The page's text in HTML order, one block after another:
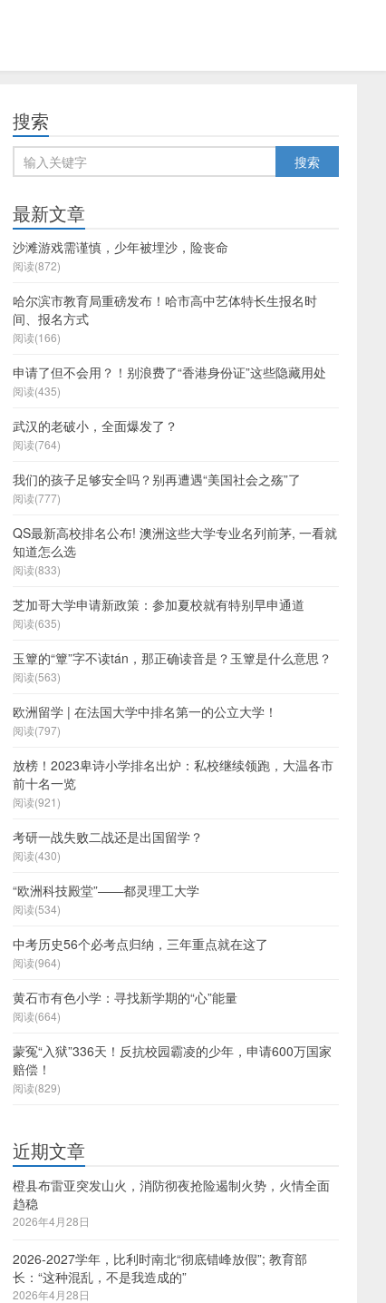
搜索
最新文章
沙滩游戏需谨慎，少年被埋沙，险丧命
阅读(872)
哈尔滨市教育局重磅发布！哈市高中艺体特长生报名时
间、报名方式
阅读(166)
申请了但不会用？！别浪费了“香港身份证”这些隐藏用处
阅读(435)
武汉的老破小，全面爆发了？
阅读(764)
我们的孩子足够安全吗？别再遭遇“美国社会之殇”了
阅读(777)
QS最新高校排名公布! 澳洲这些大学专业名列前茅, 一看就
知道怎么选
阅读(833)
芝加哥大学申请新政策：参加夏校就有特别早申通道
阅读(635)
玉簟的“簟”字不读tán，那正确读音是？玉簟是什么意思？
阅读(563)
欧洲留学 | 在法国大学中排名第一的公立大学！
阅读(797)
放榜！2023卑诗小学排名出炉：私校继续领跑，大温各市
前十名一览
阅读(921)
考研一战失败二战还是出国留学？
阅读(430)
“欧洲科技殿堂”——都灵理工大学
阅读(534)
中考历史56个必考点归纳，三年重点就在这了
阅读(964)
黄石市有色小学：寻找新学期的“心”能量
阅读(664)
蒙冤“入狱”336天！反抗校园霸凌的少年，申请600万国家
赔偿！
阅读(829)
近期文章
橙县布雷亚突发山火，消防彻夜抢险遏制火势，火情全面
趋稳
2026年4月28日
2026-2027学年，比利时南北“彻底错峰放假”; 教育部
长：“这种混乱，不是我造成的”
2026年4月28日